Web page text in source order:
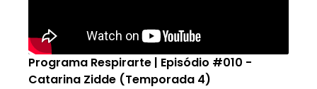
Programa Respirarte | Episódio #010 -
Catarina Zidde (Temporada 4)